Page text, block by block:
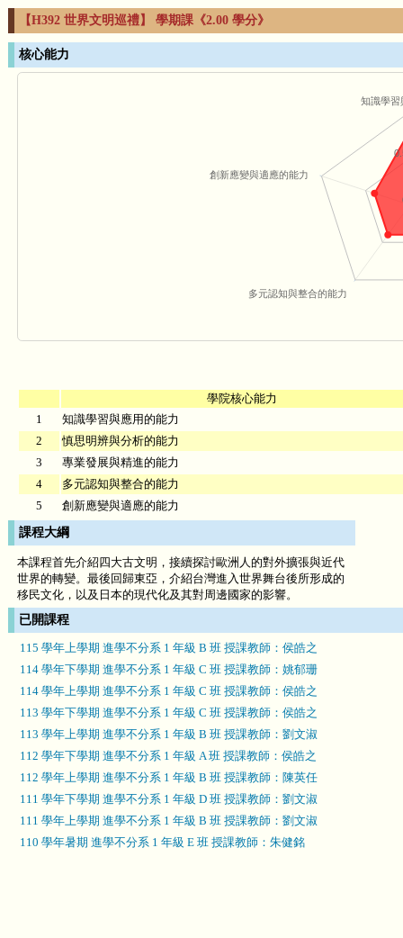
【H392 世界文明巡禮】 學期課《2.00 學分》
核心能力
知識學習
多元認知與整合的能力
創新應變與適應的能力
學院核心能力
1
知識學習與應用的能力
2
慎思明辨與分析的能力
3
專業發展與精進的能力
4
多元認知與整合的能力
5
創新應變與適應的能力
課程大綱
本課程首先介紹四大古文明，接續探討歐洲人的對外擴張與近代
世界的轉變。最後回歸東亞，介紹台灣進入世界舞台後所形成的
移民文化，以及日本的現代化及其對周邊國家的影響。
已開課程
115 學年上學期 進學不分系 1 年級 B 班 授課教師：侯皓之
114 學年下學期 進學不分系 1 年級 C 班 授課教師：姚郁珊
114 學年上學期 進學不分系 1 年級 C 班 授課教師：侯皓之
113 學年下學期 進學不分系 1 年級 C 班 授課教師：侯皓之
113 學年上學期 進學不分系 1 年級 B 班 授課教師：劉文淑
112 學年下學期 進學不分系 1 年級 A 班 授課教師：侯皓之
112 學年上學期 進學不分系 1 年級 B 班 授課教師：陳英任
111 學年下學期 進學不分系 1 年級 D 班 授課教師：劉文淑
111 學年上學期 進學不分系 1 年級 B 班 授課教師：劉文淑
110 學年暑期 進學不分系 1 年級 E 班 授課教師：朱健銘